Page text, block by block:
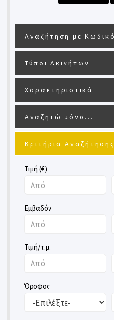
Αναζήτηση με Κωδικό
Τύποι Ακινήτων
Χαρακτηριστικά
Αναζητώ μόνο...
Κριτήρια Αναζήτησης
Τιμή (€)
Εμβαδόν
Τιμή/τ.μ.
Όροφος